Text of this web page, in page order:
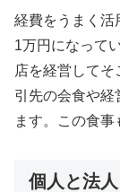
経費をうまく活
1万円になって
店を経営して
引先の会食や経
ます。この食事
個人と法